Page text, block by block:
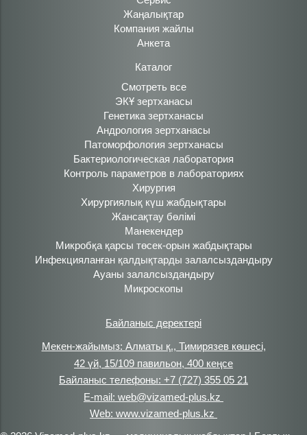
Жаңалықтар
Компания жайлы
Анкета
Каталог
Смотреть все
ЭКҰ зертханасы
Генетика зертханасы
Андрология зертханасы
Патоморфология зертханасы
Бактериологическая лаборатория
Контроль параметров в лабораториях
Хирургия
Хирургиялық күш жабдықтары
Жансақтау бөлімі
Манекендер
Микробқа қарсы төсек-орын жабдықтары
Инфекцияланған қалдықтарды залалсыздандыру
Ауаны залалсыздандыру
Микроскопы
Байланыс деректері
Мекен-жайымыз: Алматы қ., Тимирязев көшесі,
42 үй, 15/109 павильон, 400 кеңсе
Байланыс телефоны: +7 (727) 355 05 21
E-mail: web@vizamed-plus.kz
Web: www.vizamed-plus.kz